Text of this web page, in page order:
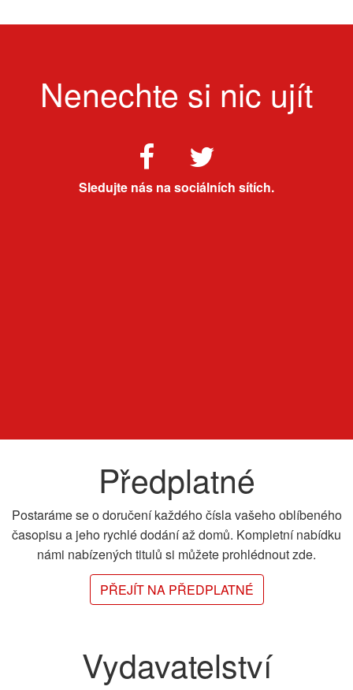
Nenechte si nic ujít
Sledujte nás na sociálních sítích.
Předplatné
Postaráme se o doručení každého čísla vašeho oblíbeného
časopisu a jeho rychlé dodání až domů. Kompletní nabídku
námi nabízených titulů si můžete prohlédnout zde.
PŘEJÍT NA PŘEDPLATNÉ
Vydavatelství